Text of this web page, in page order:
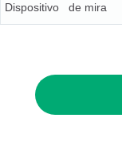
Dispositivo de mira